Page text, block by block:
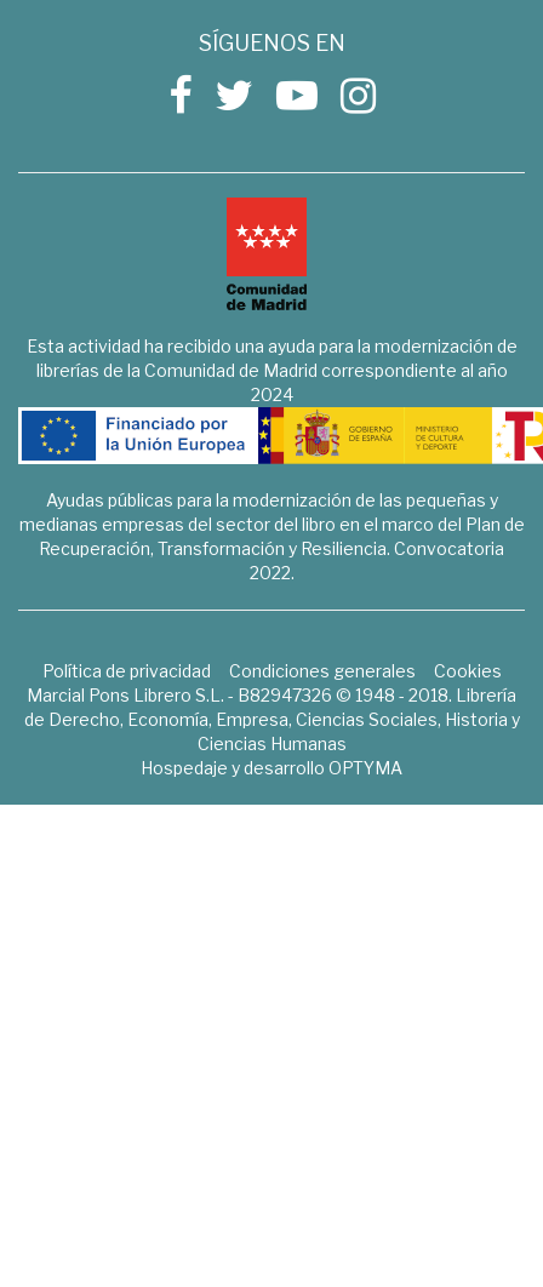
SÍGUENOS EN
Esta actividad ha recibido una ayuda para la modernización de
librerías de la Comunidad de Madrid correspondiente al año
2024
Ayudas públicas para la modernización de las pequeñas y
medianas empresas del sector del libro en el marco del Plan de
Recuperación, Transformación y Resiliencia. Convocatoria
2022.
Política de privacidad Condiciones generales
Cookies
Marcial Pons Librero S.L. - B82947326 © 1948 - 2018. Librería
de Derecho, Economía, Empresa, Ciencias Sociales, Historia y
Ciencias Humanas
Hospedaje y desarrollo OPTYMA